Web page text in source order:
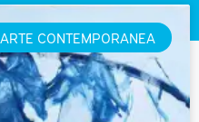
ARTE CONTEMPORANEA